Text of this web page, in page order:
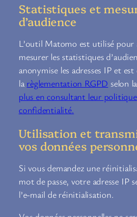
Statistiques et
d’audience
L’outil Matomo est utilisé pour
mesurer les statistiques
anonymise les adresses IP et
la règlementation RGPD selon
plus en consultant leur
confidentialité.
Utilisation et
vos données
Si vous demandez une
mot de passe, votre adresse IP
l’e-mail de réinitialisation.